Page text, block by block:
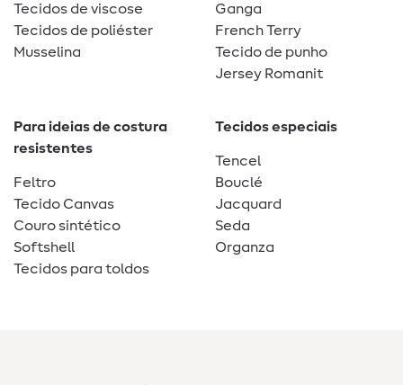
Tecidos de viscose
Tecidos de poliéster
Musselina
Ganga
French Terry
Tecido de punho
Jersey Romanit
Para ideias de costura
resistentes
Feltro
Tecido Canvas
Couro sintético
Softshell
Tecidos para toldos
Tecidos especiais
Tencel
Bouclé
Jacquard
Seda
Organza